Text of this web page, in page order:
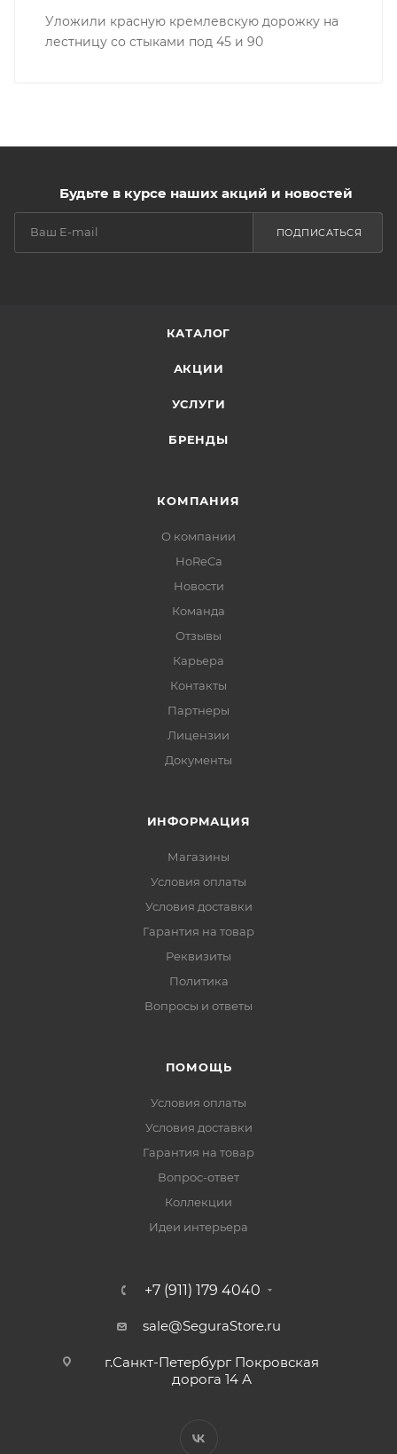
Уложили красную кремлевскую дорожку на
лестницу со стыками под 45 и 90
Будьте в курсе наших акций и новостей
ПОДПИСАТЬСЯ
КАТАЛОГ
АКЦИИ
УСЛУГИ
БРЕНДЫ
КОМПАНИЯ
О компании
HoReCa
Новости
Команда
Отзывы
Карьера
Контакты
Партнеры
Лицензии
Документы
ИНФОРМАЦИЯ
Магазины
Условия оплаты
Условия доставки
Гарантия на товар
Реквизиты
Политика
Вопросы и ответы
ПОМОЩЬ
Условия оплаты
Условия доставки
Гарантия на товар
Вопрос-ответ
Коллекции
Идеи интерьера
+7 (911) 179 4040
sale@SeguraStore.ru
г.Санкт-Петербург Покровская
дорога 14 А